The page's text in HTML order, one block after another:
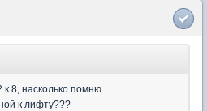
насколько помню...
к лифту???